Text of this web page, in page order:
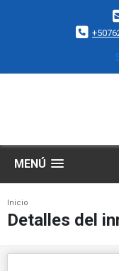
MENÚ
Inicio
Detalles del